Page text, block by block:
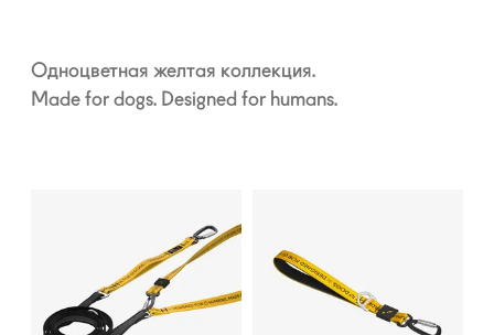
Одноцветная желтая коллекция.
Made for dogs. Designed for humans.